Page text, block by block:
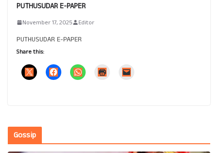
PUTHUSUDAR E-PAPER
November 17, 2025 Editor
PUTHUSUDAR E-PAPER
Share this:
Gossip